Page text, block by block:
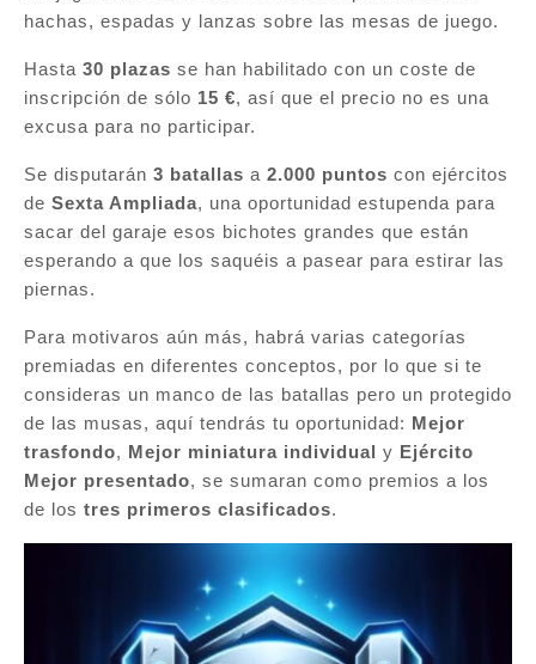
hachas, espadas y lanzas sobre las mesas de juego.
Hasta 30 plazas se han habilitado con un coste de
inscripción de sólo 15 €, así que el precio no es una
excusa para no participar.
Se disputarán 3 batallas a 2.000 puntos con ejércitos
de Sexta Ampliada, una oportunidad estupenda para
sacar del garaje esos bichotes grandes que están
esperando a que los saquéis a pasear para estirar las
piernas.
Para motivaros aún más, habrá varias categorías
premiadas en diferentes conceptos, por lo que si te
consideras un manco de las batallas pero un protegido
de las musas, aquí tendrás tu oportunidad: Mejor
trasfondo, Mejor miniatura individual y Ejército
Mejor presentado, se sumaran como premios a los
de los tres primeros clasificados.